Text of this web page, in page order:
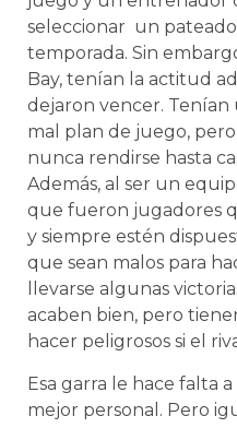
seleccionar un
temporada. Sin
Bay, tenían la actitud
dejaron vencer.
mal plan de juego,
nunca rendirse hasta
Además, al ser un
que fueron jugadores
y siempre estén
que sean malos para
llevarse algunas
acaben bien, pero
hacer peligrosos si el
Esa garra le hace falta
mejor personal. Pero